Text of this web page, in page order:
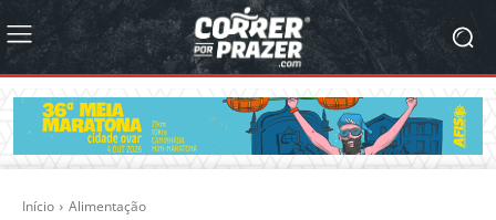
Início Alimentação